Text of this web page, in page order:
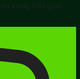
trong thời gian